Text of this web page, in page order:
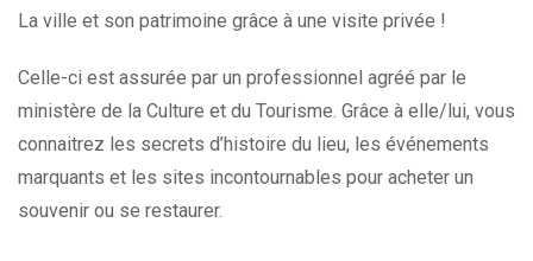
La ville et son patrimoine grâce à une visite privée !
Celle-ci est assurée par un professionnel agréé par le
ministère de la Culture et du Tourisme. Grâce à elle/lui, vous
connaitrez les secrets d’histoire du lieu, les événements
marquants et les sites incontournables pour acheter un
souvenir ou se restaurer.